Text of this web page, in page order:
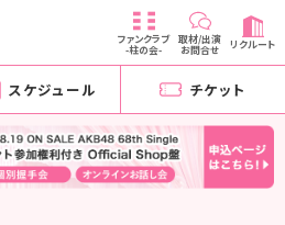
ファンクラブ
-柱の会-
取材/出演
お問合せ リクルート
スケジュール チケット